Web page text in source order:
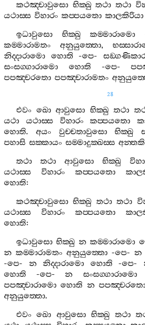
කථඤ‍්චාවුසො භික‍්ඛු තථා තථා
යථාස‍්ස විහාරං කප‍්පයතො කාලකිරියා
ඉධාවුසො
භික‍්ඛු කම‍්මාරාමො
කම‍්මාරාමතං
අනුයුත‍්තො,
නිද‍්දාරාමො
හොති -පෙ-
සංසග‍්ගාරාමො
හොති -පෙ-
පපඤ‍්චරතො පපඤ‍්චාරාමතං
28
එවං ඛො ආවුසො භික‍්ඛු තථා
යථා
යථාස‍්ස විහාරං කප‍්පයතො
හොති. අයං වුච‍්චතාවුසො භික‍්ඛු
පහාසි සක‍්කායං සම‍්මාදුක‍්ඛස‍්ස
තථා
තථා ආවුසො භික‍්ඛු
යථාස‍්ස
විහාරං කප‍්පයතො
හොති:
කථඤ‍්චාවුසො භික‍්ඛු තථා තථා
යථාස‍්ස
විහාරං කප‍්පයතො
හොති:
ඉධාවුසො භික‍්ඛු න කම‍්මාරාමො
න කම‍්මාරාමතං අනුයුත‍්තො -පෙ- න
-පෙ- න නිද‍්දාරාමො හොති -පෙ-
හොති -පෙ-න සංසග‍්ගාරාමො
පපඤ‍්චාරාමො හොති න
අනුයුත‍්තො.
එවං ඛො ආවුසො භික‍්ඛු තථා